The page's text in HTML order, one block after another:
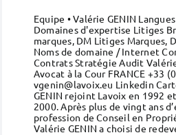
Equipe • Valérie GENIN
Domaines d'expertise Litiges
marques, DM Litiges Marques,
Noms de domaine / Internet
Contrats Stratégie Audit
Avocat à la Cour FRANCE +33
vgenin@lavoix.eu Linkedin
GENIN rejoint Lavoix en 1992
2000. Après plus de vingt ans
profession de Conseil en
Valérie GENIN a choisi de